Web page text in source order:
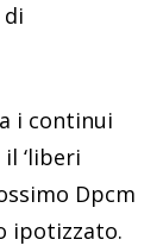
i continui
‘liberi
Dpcm
ipotizzato.